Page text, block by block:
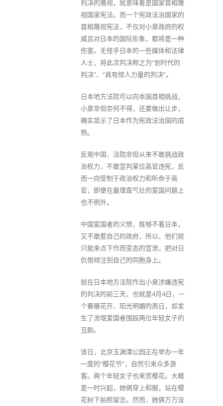
判决的蔑视，就意味着是国家首相蔑
视国家宪法。而一个宪政法治国家的
首相蔑视宪法，不仅对小泉政府的权
威且对日本的国际形象，都将是一种
伤害。无怪乎日本的一些媒体和法律
人士，将此次判决称之为“划时代的
判决”、“具有惊人力量的判决”。
日本地方法院可以向本国首相挑战，
小泉非但奈何不得，还要做出让步，
确实显示了日本作为宪政法治国的成
熟。
反观中国，法院非但从来不敢挑战政
治权力，不敢宣判某位高官违宪，反
而一向受制于政治权力和听命于高
官，即便在最理直气壮的爱国问题上
也不例外。
中国爱国者的义愤，既够不着日本，
又不敢惹自己的政府，所以，他们就
只能来点下作而变态的宣泄，把对日
仇恨倾注到自己的同胞身上。
就在日本地方法院作出小泉涉嫌违宪
的判决的前三天，也就是4月4日，一
个春暖花开、阳光明媚的周日，却发
生了流氓爱国者围殴两位年轻女子的
丑剧。
该日，北京玉渊潭公园正在举办一年
一度的“樱花节”，自然引来众多游
客。两个年轻女子也来赏樱花。大概
是一时兴起，她俩穿上和服，站在樱
花树下拍照留念。然而，她俩万万没